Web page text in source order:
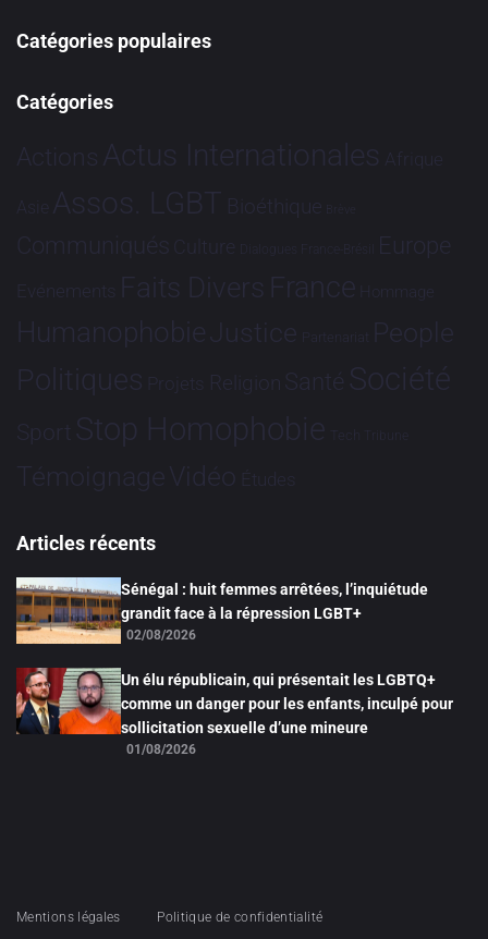
Catégories populaires
Catégories
Actions Actus Internationales Afrique
Asie Assos. LGBT Bioéthique Brève
Communiqués Culture Dialogues France-Brésil Europe
Evénements Faits Divers France Hommage
HumanophobieJustice Partenariat People
Politiques Projets Religion Santé Société
Sport Stop Homophobie Tech Tribune
TémoignageVidéo Études
Articles récents
Sénégal : huit femmes arrêtées, l’inquiétude
grandit face à la répression LGBT+
02/08/2026
Un élu républicain, qui présentait les LGBTQ+
comme un danger pour les enfants, inculpé pour
sollicitation sexuelle d’une mineure
01/08/2026
Mentions légales Politique de confidentialité